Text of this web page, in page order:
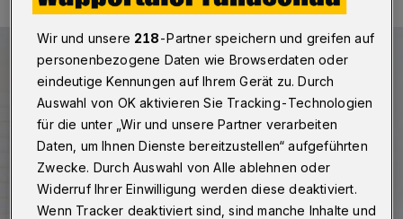
Wir und unsere 218-Partner speichern und greifen auf
personenbezogene Daten wie Browserdaten oder
eindeutige Kennungen auf Ihrem Gerät zu. Durch
Auswahl von OK aktivieren Sie Tracking-Technologien
für die unter „Wir und unsere Partner verarbeiten
Daten, um Ihnen Dienste bereitzustellen“ aufgeführten
Zwecke. Durch Auswahl von Alle ablehnen oder
Widerruf Ihrer Einwilligung werden diese deaktiviert.
Wenn Tracker deaktiviert sind, sind manche Inhalte und